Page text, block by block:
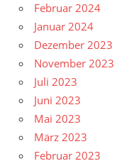
Februar 2024
Januar 2024
Dezember 2023
November 2023
Juli 2023
Juni 2023
Mai 2023
März 2023
Februar 2023